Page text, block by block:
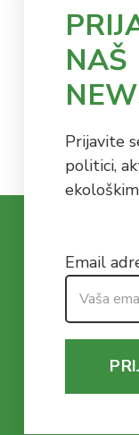
NAŠ
Prijavite
politici,
Email